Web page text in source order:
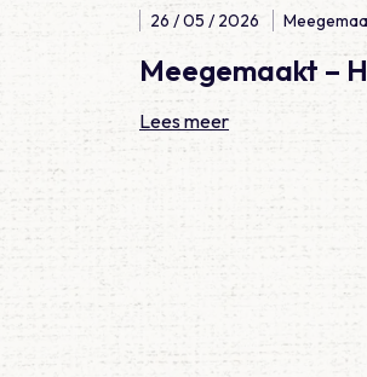
Meegemaakt –
26 / 05 / 2026
Lees meer